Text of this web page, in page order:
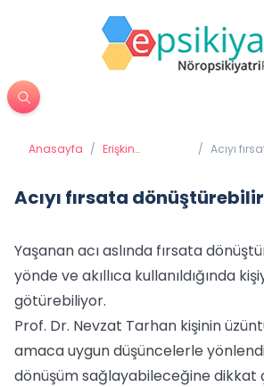
Anasayfa / Erişkin
/ Acıyı
Acıyı fırsata
Yaşanan acı aslında fırsata
yönde ve akıllıca kullanıldığında
götürebiliyor.
Prof. Dr. Nevzat Tarhan kişinin
amaca uygun düşüncelerle
dönüşüm sağlayabileceğine dikkat